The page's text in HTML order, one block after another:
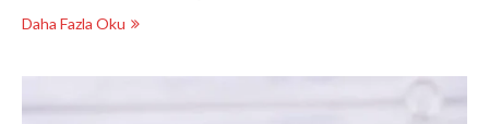
Daha Fazla Oku